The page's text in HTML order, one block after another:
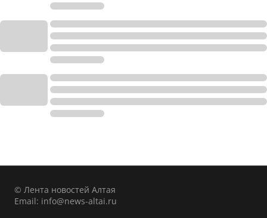
© Лента новостей Алтая
Email: info@news-altai.ru